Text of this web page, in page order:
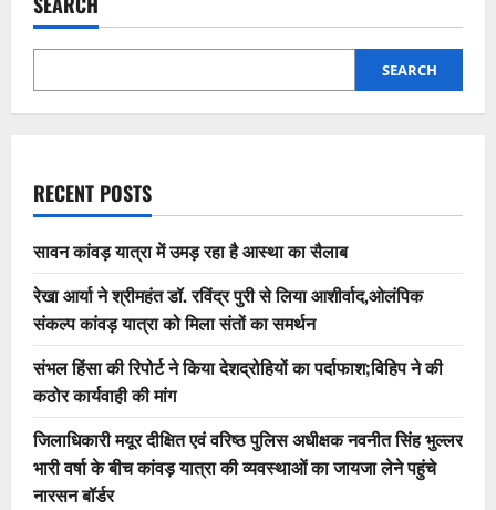
SEARCH
RECENT POSTS
सावन कांवड़ यात्रा में उमड़ रहा है आस्था का सैलाब
रेखा आर्या ने श्रीमहंत डॉ. रविंद्र पुरी से लिया आशीर्वाद,ओलंपिक
संकल्प कांवड़ यात्रा को मिला संतों का समर्थन
संभल हिंसा की रिपोर्ट ने किया देशद्रोहियों का पर्दाफाश;विहिप ने की
कठोर कार्यवाही की मांग
जिलाधिकारी मयूर दीक्षित एवं वरिष्ठ पुलिस अधीक्षक नवनीत सिंह भुल्लर
भारी वर्षा के बीच कांवड़ यात्रा की व्यवस्थाओं का जायजा लेने पहुंचे
नारसन बॉर्डर